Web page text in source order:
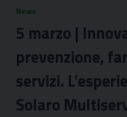
News
5 marzo |
prevenzione,
servizi.
Solaro